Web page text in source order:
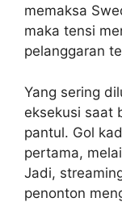
memaksa
maka tensi
pelanggaran
Yang sering
eksekusi saat
pantul. Gol
pertama,
Jadi,
penonton